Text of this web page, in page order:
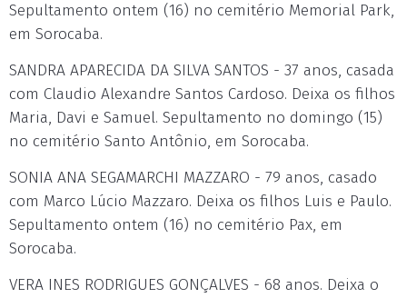
Sepultamento ontem (16) no cemitério Memorial Park,
em Sorocaba.
SANDRA APARECIDA DA SILVA SANTOS - 37 anos, casada
com Claudio Alexandre Santos Cardoso. Deixa os filhos
Maria, Davi e Samuel. Sepultamento no domingo (15)
no cemitério Santo Antônio, em Sorocaba.
SONIA ANA SEGAMARCHI MAZZARO - 79 anos, casado
com Marco Lúcio Mazzaro. Deixa os filhos Luis e Paulo.
Sepultamento ontem (16) no cemitério Pax, em
Sorocaba.
VERA INES RODRIGUES GONÇALVES - 68 anos. Deixa o